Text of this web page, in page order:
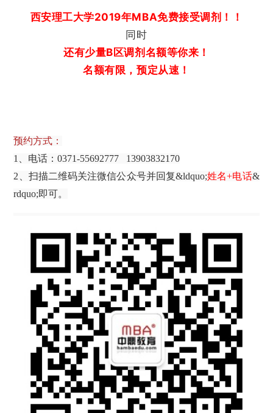
西安理工大学2019年MBA免费接受调剂！！
同时
还有少量B区调剂名额等你来！
名额有限，预定从速！
预约方式：
1、电话：0371-55692777 13903832170
2、扫描二维码关注微信公众号并回复&ldquo;姓名+电话&
rdquo;即可。